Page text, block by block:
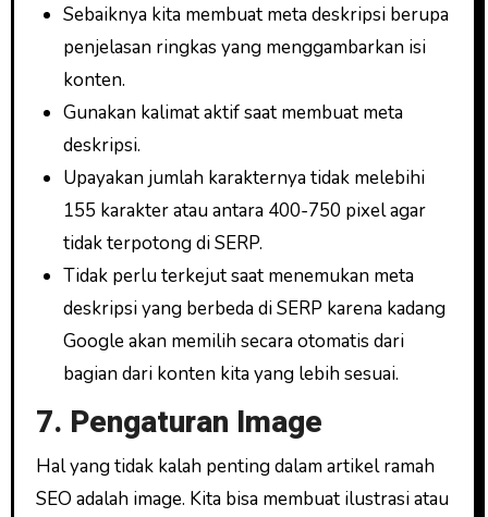
Sebaiknya kita membuat meta deskripsi berupa
penjelasan ringkas yang menggambarkan isi
konten.
Gunakan kalimat aktif saat membuat meta
deskripsi.
Upayakan jumlah karakternya tidak melebihi
155 karakter atau antara 400-750 pixel agar
tidak terpotong di SERP.
Tidak perlu terkejut saat menemukan meta
deskripsi yang berbeda di SERP karena kadang
Google akan memilih secara otomatis dari
bagian dari konten kita yang lebih sesuai.
7. Pengaturan Image
Hal yang tidak kalah penting dalam artikel ramah
SEO adalah image. Kita bisa membuat ilustrasi atau